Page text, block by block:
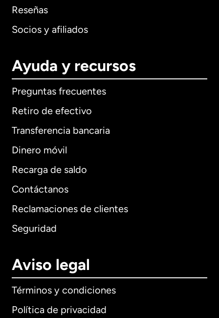
Reseñas
Socios y afiliados
Ayuda y recursos
Preguntas frecuentes
Retiro de efectivo
Transferencia bancaria
Dinero móvil
Recarga de saldo
Contáctanos
Reclamaciones de clientes
Seguridad
Aviso legal
Términos y condiciones
Política de privacidad